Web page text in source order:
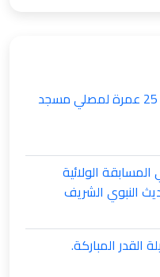
السيد والي الولاية يهدي 25 عمرة لمصلي مسجد
الولائية
النبوي الشريف
القدر المباركة.